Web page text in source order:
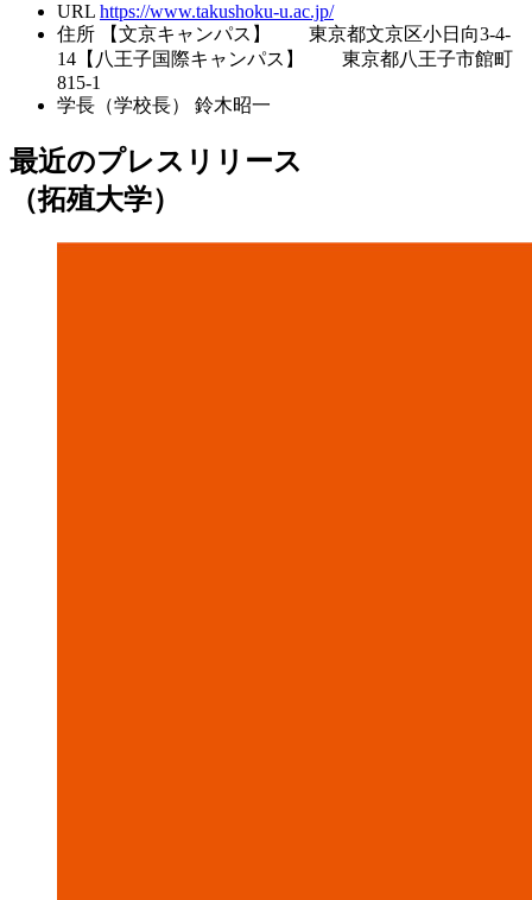
URL https://www.takushoku-u.ac.jp/
住所
【文京キャンパス】 東京都文京区小日向3-4-
14【八王子国際キャンパス】 東京都八王子市館町
815-1
学長（学校長）
鈴木昭一
最近のプレスリリース
（拓殖大学）